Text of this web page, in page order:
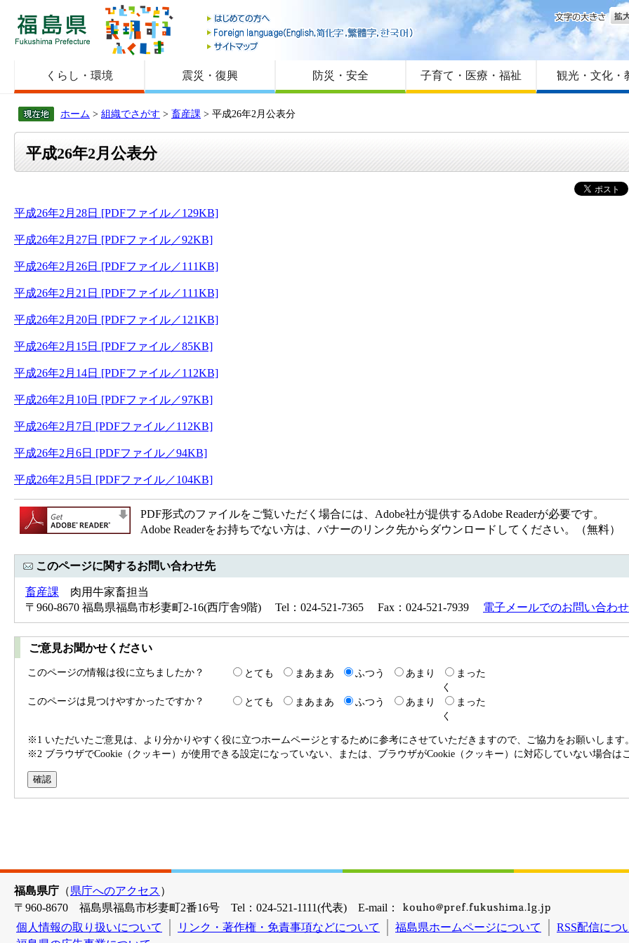
福島県
はじめての方へ
Foreign language
サイトマップ
文字
くらし・環境 震災・復興 防災・安全 子育て・医療・福祉 観光・文化・
ホーム > 組織でさがす > 畜産課 > 平成26年2月公表分
平成26年2月公表分
平成26年2月28日 [PDFファイル／129KB]
平成26年2月27日 [PDFファイル／92KB]
平成26年2月26日 [PDFファイル／111KB]
平成26年2月21日 [PDFファイル／111KB]
平成26年2月20日 [PDFファイル／121KB]
平成26年2月15日 [PDFファイル／85KB]
平成26年2月14日 [PDFファイル／112KB]
平成26年2月10日 [PDFファイル／97KB]
平成26年2月7日 [PDFファイル／112KB]
平成26年2月6日 [PDFファイル／94KB]
平成26年2月5日 [PDFファイル／104KB]
PDF形式のファイルをご覧いただく場合には、Adobe社が提供するAdobe Readerが必要です。
Adobe Readerをお持ちでない方は、バナーのリンク先からダウンロードしてください。（無料）
このページに関するお問い合わせ先
畜産課 肉用牛家畜担当
〒960-8670 福島県福島市杉妻町2-16(西庁舎9階) Tel：024-521-7365 Fax：024-521-7939 電子メールでのお問い合わ
ご意見お聞かせください
このページの情報は役に立ちましたか？ とても まあまあ ふつう あまり
まった
く
このページは見つけやすかったですか？
とても まあまあ ふつう あまり
まった
く
※1 いただいたご意見は、より分かりやすく役に立つホームページとするために参考にさせていただきますので、ご協力をお願いします
※2 ブラウザでCookie（クッキー）が使用できる設定になっていない、または、ブラウザがCookie（クッキー）に対応していない場合は
福島県庁 （県庁へのアクセス ）
〒960-8670 福島県福島市杉妻町2番16号 Tel：024-521-1111(代表) E-mail：
個人情報の取り扱いについて
リンク・著作権・免責事項などについて 福島県ホームページについて
RSS配信につ